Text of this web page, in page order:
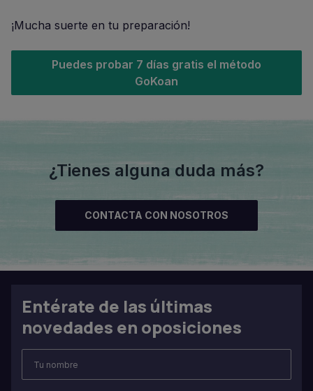
¡Mucha suerte en tu preparación!
Puedes probar 7 días gratis el método
GoKoan
¿Tienes alguna duda más?
CONTACTA CON NOSOTROS
Entérate de las últimas
novedades en oposiciones